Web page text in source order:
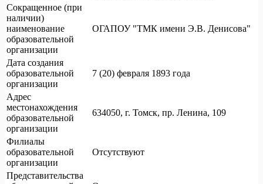
Сокращенное (при
наличии)
наименование
образовательной
организации
ОГАПОУ "ТМК имени Э.В. Денисова"
Дата создания
образовательной
организации
7 (20) февраля 1893 года
Адрес
местонахождения
образовательной
организации
634050, г. Томск, пр. Ленина, 109
Филиалы
образовательной
организации
Отсутствуют
Представительства